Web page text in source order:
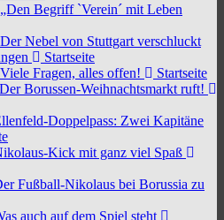
„Den Begriff `Verein´ mit Leben
Der Nebel von Stuttgart verschluckt
Startseite
Viele Fragen, alles offen!
Startseite
Der Borussen-Weihnachtsmarkt ruft!
Doppelpass: Zwei Kapitäne
Kick mit ganz viel Spaß
Fußball-Nikolaus bei Borussia zu
auch auf dem Spiel steht